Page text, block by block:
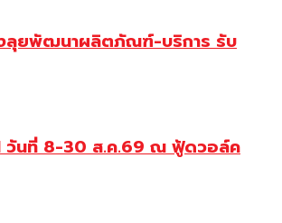
งลุยพัฒนาผลิตภัณฑ์-บริการ รับ
วันที่ 8-30 ส.ค.69 ณ ฟู้ดวอล์ค